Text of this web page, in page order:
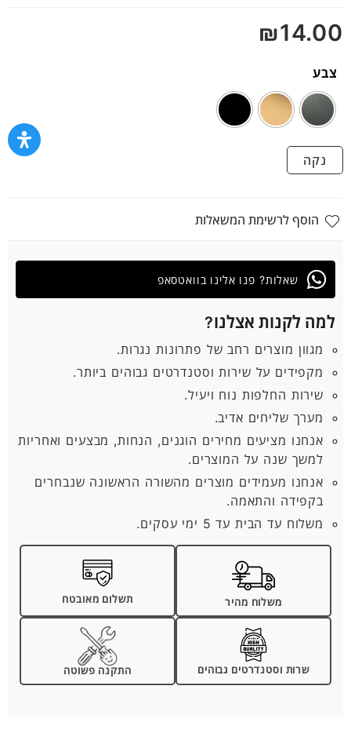
5
₪14.00
צבע
נקה
הוסף לרשימת המשאלות
למה לקנות אצלנו?
מגוון מוצרים רחב של פתרונות נגרות.
מקפידים על שירות וסטנדרטים גבוהים ביותר.
שירות החלפות נוח ויעיל.
מערך שליחים אדיב.
אנחנו מציעים מחירים הוגנים, הנחות, מבצעים ואחריות
למשך שנה על המוצרים.
אנחנו מעמידים מוצרים מהשורה הראשונה שנבחרים
בקפידה והתאמה.
משלוח עד הבית עד 5 ימי עסקים.
משלוח מהיר תשלום מאובטח
שרות וסטנדרטים גבוהים התקנה פשוטה
שאלות? פנו אלינו בוואטסאפ